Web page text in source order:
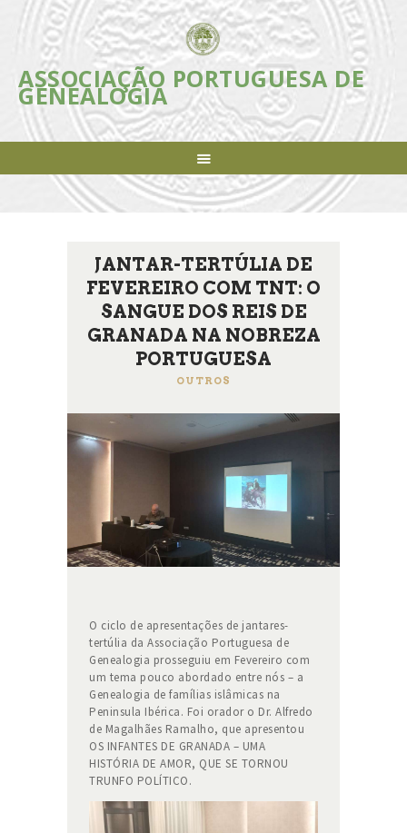
ASSOCIAÇÃO PORTUGUESA DE
GENEALOGIA
ASSOCIAÇÃO PORTUGUESA DE
GENEALOGIA
Incentivar e apoiar a investigação, estudo e divulgação da Genealogia em
Portugal
ASSOCIAÇÃO
INICIATIVAS
REVISTA
NOTÍCIAS
FAZER-SE SÓCIO
LIGAÇÕES ÚTEIS
CONTACTOS
JANTAR-TERTÚLIA DE
FEVEREIRO COM TNT: O
SANGUE DOS REIS DE
GRANADA NA NOBREZA
PORTUGUESA
OUTROS
O ciclo de apresentações de jantares-
tertúlia da Associação Portuguesa de
Genealogia prosseguiu em Fevereiro com
um tema pouco abordado entre nós – a
Genealogia de famílias islâmicas na
Peninsula Ibérica. Foi orador o Dr. Alfredo
de Magalhães Ramalho, que apresentou
OS INFANTES DE GRANADA – UMA
HISTÓRIA DE AMOR, QUE SE TORNOU
TRUNFO POLÍTICO.